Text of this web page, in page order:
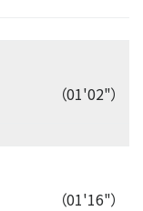
（01'02"）
（01'16"）